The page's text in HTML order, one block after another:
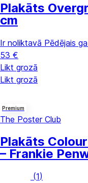
Plakāts
cm
Ir noliktavā Pēdējais
53 €
Likt grozā
Likt grozā
Premium
The Poster Club
Plakāts
– Frankie
(1)